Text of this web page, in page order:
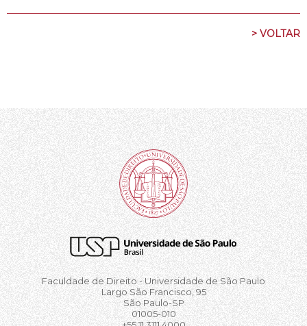
> VOLTAR
Faculdade de Direito - Universidade de São Paulo
Largo São Francisco, 95
São Paulo-SP
01005-010